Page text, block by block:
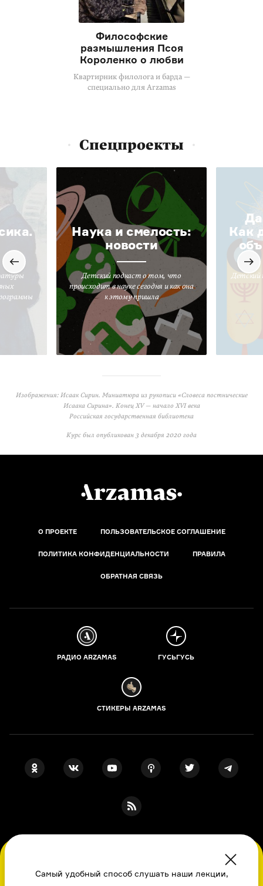
Во время посещения сайта вы соглашаетесь
с использованием нами файлов
Самый удобный способ слушать наши лекции,
Философские
размышления Псоя
Короленко о любви
Квартирник филолога и барда —
специально для Arzamas
Спецпроекты
Наука и смелость:
новости
Детский подкаст о том, что
происходит в науке сегодня и как она
к этому пришла
Да
Как
Детский
Изображения: Исаак Сирин. Миниатюра из рукописи «Словеса постнические
Исаака Сирина». Конец XV — начало XVI века
Российская государственная библиотека
Курс был опубликован 3 декабря 2020 года
О ПРОЕКТЕ ПОЛЬЗОВАТЕЛЬСКОЕ СОГЛАШЕНИЕ
ПОЛИТИКА КОНФИДЕНЦИАЛЬНОСТИ ПРАВИЛА
ОБРАТНАЯ СВЯЗЬ
РАДИО ARZAMAS ГУСЬГУСЬ
СТИКЕРЫ ARZAMAS